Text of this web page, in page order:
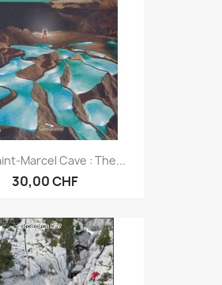
Marcel Cave : The...
30,00 CHF